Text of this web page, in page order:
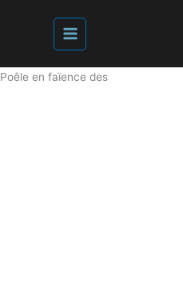
Poêle en faïence des